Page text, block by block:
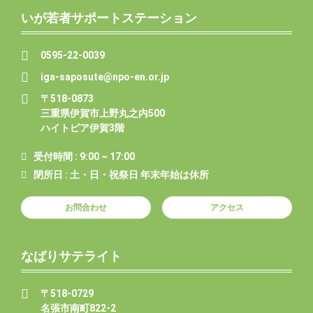
いが若者サポートステーション
0595-22-0039
iga-saposute@npo-en.or.jp
〒518-0873
三重県伊賀市上野丸之内500
ハイトピア伊賀3階
受付時間 : 9:00 ~ 17:00
閉所日 : 土・日・祝祭日 年末年始は休所
お問合わせ アクセス
なばりサテライト
〒518-0729
名張市南町822-2